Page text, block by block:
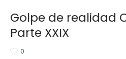
Golpe de realidad Claves ComPol
Parte XXIX
0